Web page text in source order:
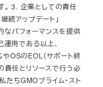
。 3. 企業としての責任
続アップデート」
パフォーマンスを提供
運用である以上、
OSのEOL（サポート終
責任とリソースで行う必
たちGMOプライム・スト